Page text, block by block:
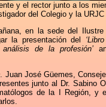
y el rector junto a los
del Colegio y la URJC
en la sede del
la presentación del
de la profesión’
José Güemes,
junto al Dr. Sabino
de la I Región, y